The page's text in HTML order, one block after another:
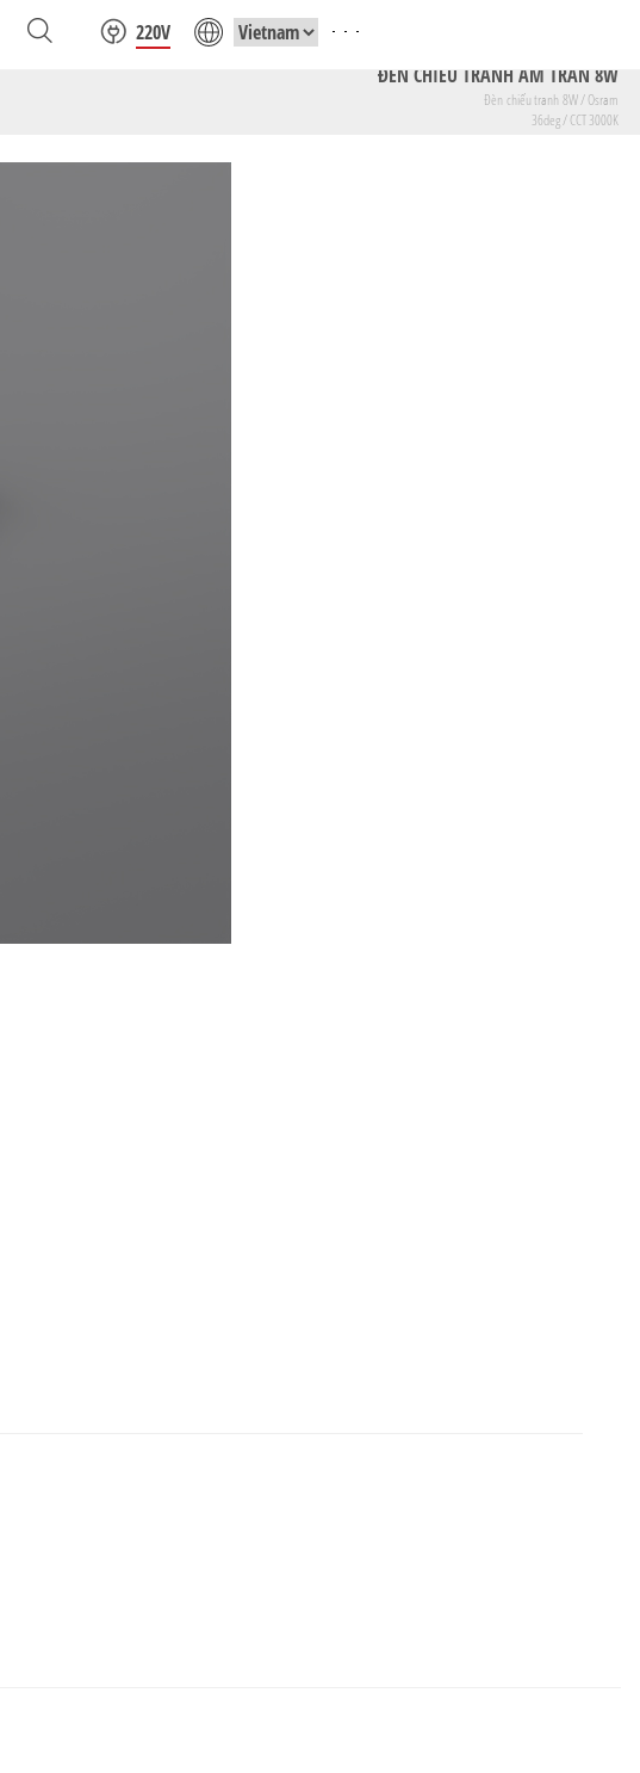
220V
ĐÈN CHIẾU TRANH ÂM TRẦN 8W
Đèn chiếu tranh 8W / Osram
36deg / CCT 3000K